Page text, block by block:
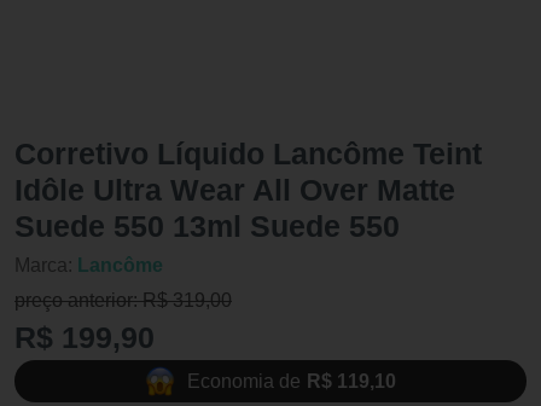
Corretivo Líquido Lancôme Teint
Idôle Ultra Wear All Over Matte
Suede 550 13ml Suede 550
Marca: Lancôme
preço anterior: R$ 319,00
R$ 199,90
Economia de R$ 119,10